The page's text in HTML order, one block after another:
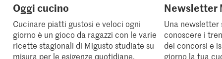
Oggi cucino
Cucinare piatti gustosi e veloci ogni
giorno è un gioco da ragazzi con le varie
ricette stagionali di Migusto studiate su
misura per le esigenze quotidiane.
Newsletter
Una
conoscere i
dei concorsi e
giorno la tua